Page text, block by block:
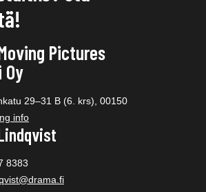
Pictures
Oy
29–31 B (6. krs), 00150
info
8383